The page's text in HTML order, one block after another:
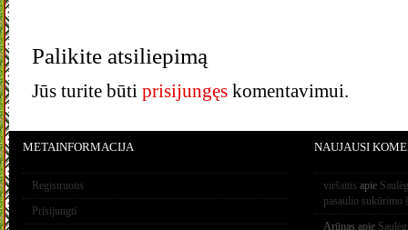
Palikite atsiliepimą
Jūs turite būti prisijungęs komentavimui.
METAINFORMACIJA
Registruotis
Prisijungti
NAUJAUSI
viršaitis apie
pasaulio sukūrimo
Arūnas apie